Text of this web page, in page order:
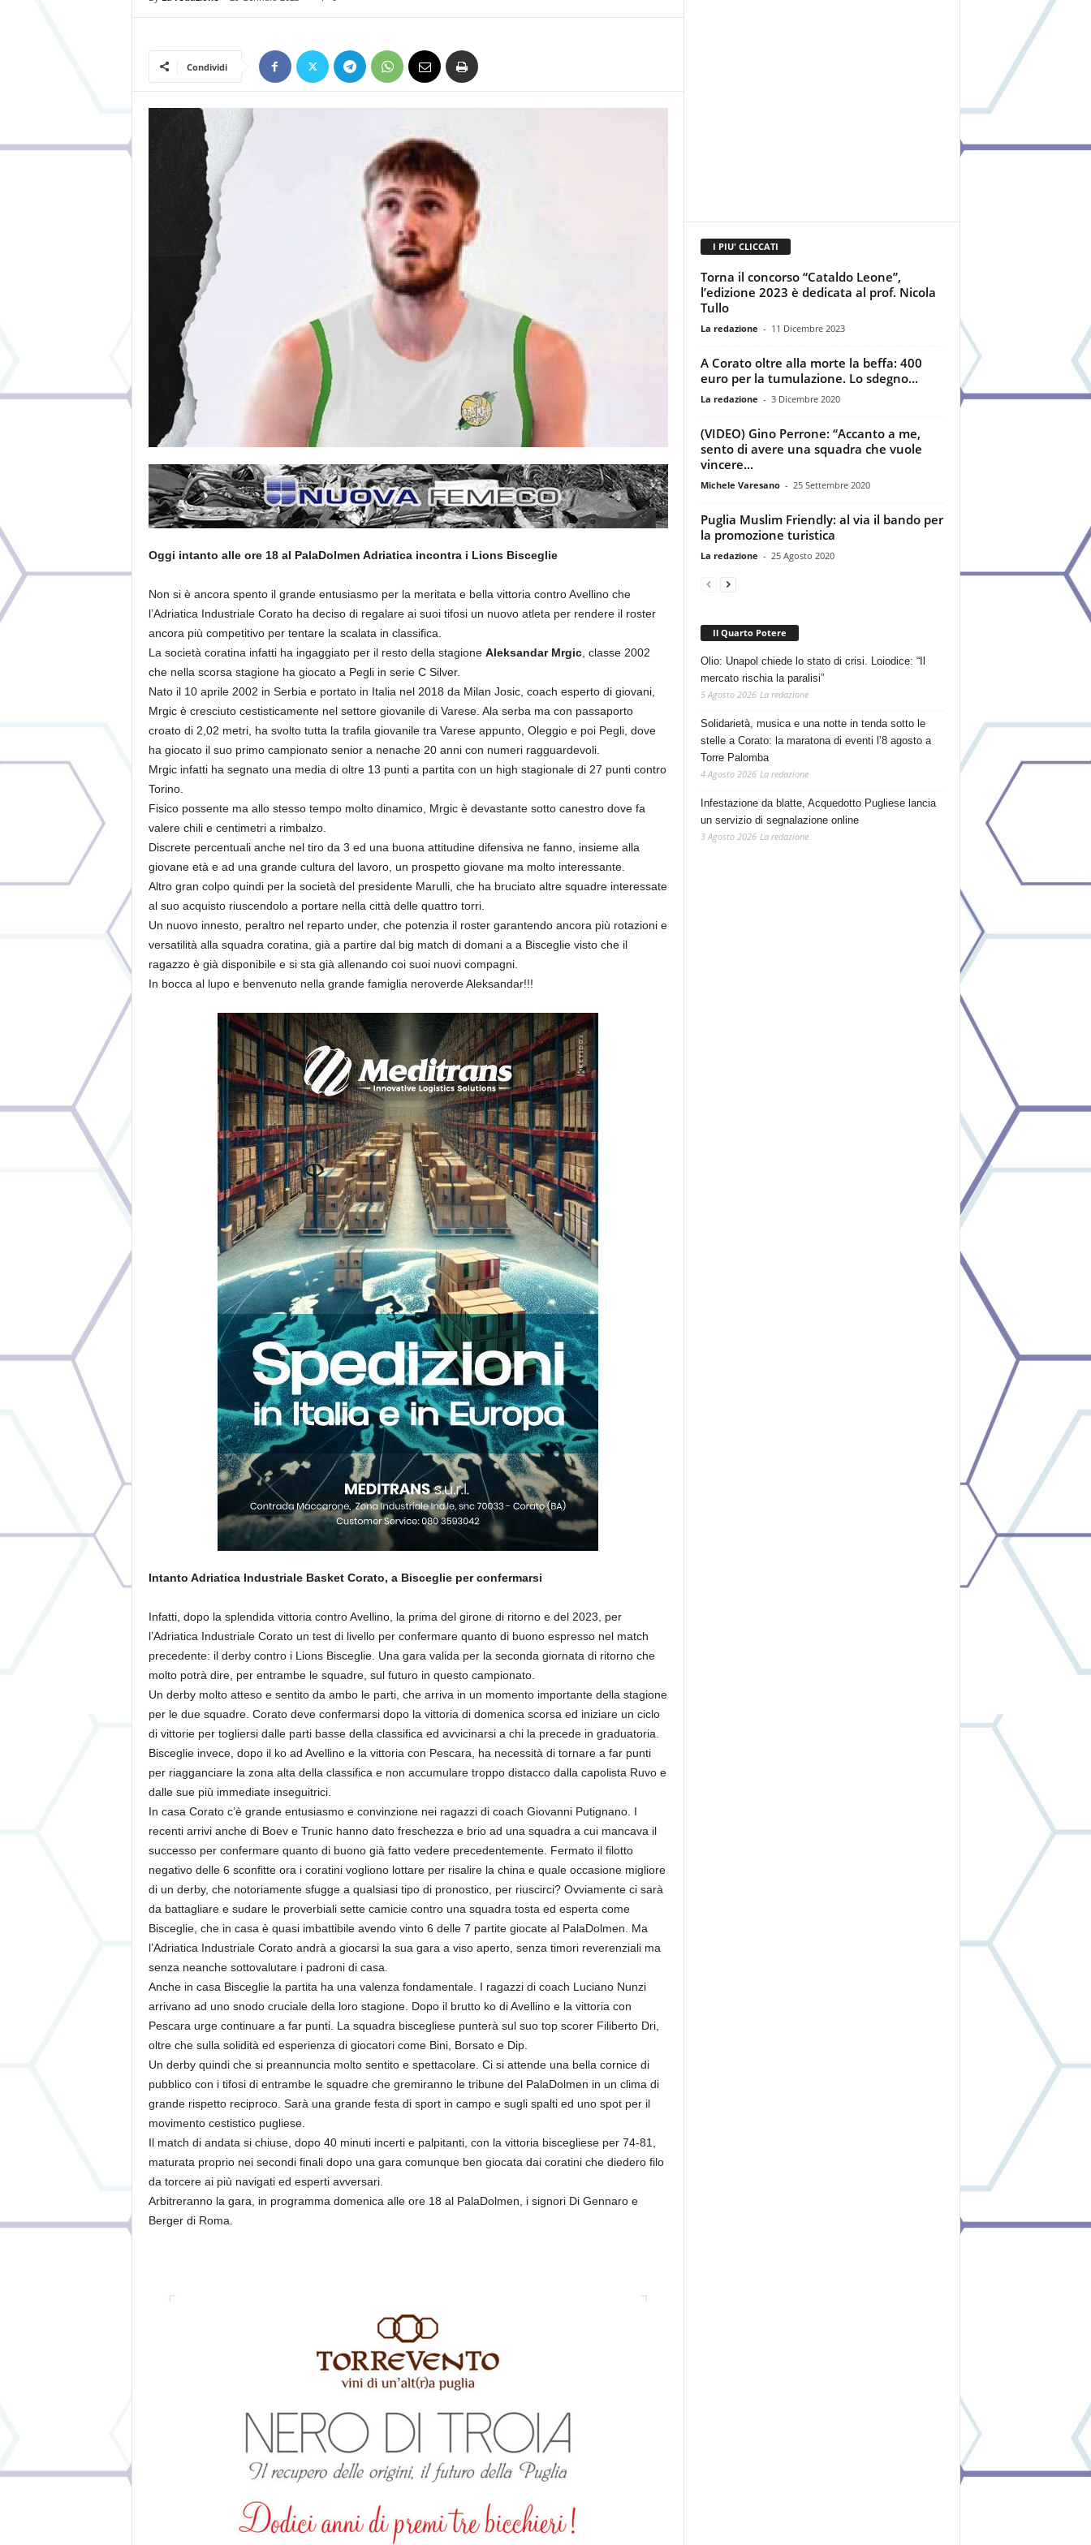
Condividi
Oggi intanto alle ore 18 al PalaDolmen Adriatica incontra i Lions Bisceglie
Non si è ancora spento il grande entusiasmo per la meritata e bella vittoria contro Avellino che
l’Adriatica Industriale Corato ha deciso di regalare ai suoi tifosi un nuovo atleta per rendere il roster
ancora più competitivo per tentare la scalata in classifica.
La società coratina infatti ha ingaggiato per il resto della stagione Aleksandar Mrgic, classe 2002
che nella scorsa stagione ha giocato a Pegli in serie C Silver.
Nato il 10 aprile 2002 in Serbia e portato in Italia nel 2018 da Milan Josic, coach esperto di giovani,
Mrgic è cresciuto cestisticamente nel settore giovanile di Varese. Ala serba ma con passaporto
croato di 2,02 metri, ha svolto tutta la trafila giovanile tra Varese appunto, Oleggio e poi Pegli, dove
ha giocato il suo primo campionato senior a nenache 20 anni con numeri ragguardevoli.
Mrgic infatti ha segnato una media di oltre 13 punti a partita con un high stagionale di 27 punti contro
Torino.
Fisico possente ma allo stesso tempo molto dinamico, Mrgic è devastante sotto canestro dove fa
valere chili e centimetri a rimbalzo.
Discrete percentuali anche nel tiro da 3 ed una buona attitudine difensiva ne fanno, insieme alla
giovane età e ad una grande cultura del lavoro, un prospetto giovane ma molto interessante.
Altro gran colpo quindi per la società del presidente Marulli, che ha bruciato altre squadre interessate
al suo acquisto riuscendolo a portare nella città delle quattro torri.
Un nuovo innesto, peraltro nel reparto under, che potenzia il roster garantendo ancora più rotazioni e
versatilità alla squadra coratina, già a partire dal big match di domani a a Bisceglie visto che il
ragazzo è già disponibile e si sta già allenando coi suoi nuovi compagni.
In bocca al lupo e benvenuto nella grande famiglia neroverde Aleksandar!!!
Intanto Adriatica Industriale Basket Corato, a Bisceglie per confermarsi
Infatti, dopo la splendida vittoria contro Avellino, la prima del girone di ritorno e del 2023, per
l’Adriatica Industriale Corato un test di livello per confermare quanto di buono espresso nel match
precedente: il derby contro i Lions Bisceglie. Una gara valida per la seconda giornata di ritorno che
molto potrà dire, per entrambe le squadre, sul futuro in questo campionato.
Un derby molto atteso e sentito da ambo le parti, che arriva in un momento importante della stagione
per le due squadre. Corato deve confermarsi dopo la vittoria di domenica scorsa ed iniziare un ciclo
di vittorie per togliersi dalle parti basse della classifica ed avvicinarsi a chi la precede in graduatoria.
Bisceglie invece, dopo il ko ad Avellino e la vittoria con Pescara, ha necessità di tornare a far punti
per riagganciare la zona alta della classifica e non accumulare troppo distacco dalla capolista Ruvo e
dalle sue più immediate inseguitrici.
In casa Corato c’è grande entusiasmo e convinzione nei ragazzi di coach Giovanni Putignano. I
recenti arrivi anche di Boev e Trunic hanno dato freschezza e brio ad una squadra a cui mancava il
successo per confermare quanto di buono già fatto vedere precedentemente. Fermato il filotto
negativo delle 6 sconfitte ora i coratini vogliono lottare per risalire la china e quale occasione migliore
di un derby, che notoriamente sfugge a qualsiasi tipo di pronostico, per riuscirci? Ovviamente ci sarà
da battagliare e sudare le proverbiali sette camicie contro una squadra tosta ed esperta come
Bisceglie, che in casa è quasi imbattibile avendo vinto 6 delle 7 partite giocate al PalaDolmen. Ma
l’Adriatica Industriale Corato andrà a giocarsi la sua gara a viso aperto, senza timori reverenziali ma
senza neanche sottovalutare i padroni di casa.
Anche in casa Bisceglie la partita ha una valenza fondamentale. I ragazzi di coach Luciano Nunzi
arrivano ad uno snodo cruciale della loro stagione. Dopo il brutto ko di Avellino e la vittoria con
Pescara urge continuare a far punti. La squadra biscegliese punterà sul suo top scorer Filiberto Dri,
oltre che sulla solidità ed esperienza di giocatori come Bini, Borsato e Dip.
Un derby quindi che si preannuncia molto sentito e spettacolare. Ci si attende una bella cornice di
pubblico con i tifosi di entrambe le squadre che gremiranno le tribune del PalaDolmen in un clima di
grande rispetto reciproco. Sarà una grande festa di sport in campo e sugli spalti ed uno spot per il
movimento cestistico pugliese.
Il match di andata si chiuse, dopo 40 minuti incerti e palpitanti, con la vittoria biscegliese per 74-81,
maturata proprio nei secondi finali dopo una gara comunque ben giocata dai coratini che diedero filo
da torcere ai più navigati ed esperti avversari.
Arbitreranno la gara, in programma domenica alle ore 18 al PalaDolmen, i signori Di Gennaro e
Berger di Roma.
I PIU' CLICCATI
Torna il concorso “Cataldo Leone”,
l’edizione 2023 è dedicata al prof. Nicola
Tullo
La redazione - 11 Dicembre 2023
A Corato oltre alla morte la beffa: 400
euro per la tumulazione. Lo sdegno...
La redazione - 3 Dicembre 2020
(VIDEO) Gino Perrone: “Accanto a me,
sento di avere una squadra che vuole
vincere...
Michele Varesano - 25 Settembre 2020
Puglia Muslim Friendly: al via il bando per
la promozione turistica
La redazione - 25 Agosto 2020
Il Quarto Potere
Olio: Unapol chiede lo stato di crisi. Loiodice: “Il
mercato rischia la paralisi”
5 Agosto 2026 La redazione
Solidarietà, musica e una notte in tenda sotto le
stelle a Corato: la maratona di eventi l’8 agosto a
Torre Palomba
4 Agosto 2026 La redazione
Infestazione da blatte, Acquedotto Pugliese lancia
un servizio di segnalazione online
3 Agosto 2026 La redazione